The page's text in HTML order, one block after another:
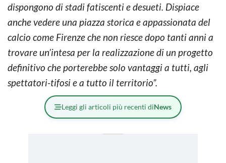
dispongono di stadi fatiscenti e desueti. Dispiace
anche vedere una piazza storica e appassionata del
calcio come Firenze che non riesce dopo tanti anni a
trovare un’intesa per la realizzazione di un progetto
definitivo che porterebbe solo vantaggi a tutti, agli
spettatori-tifosi e a tutto il territorio”.
Leggi gli articoli più recenti diNews